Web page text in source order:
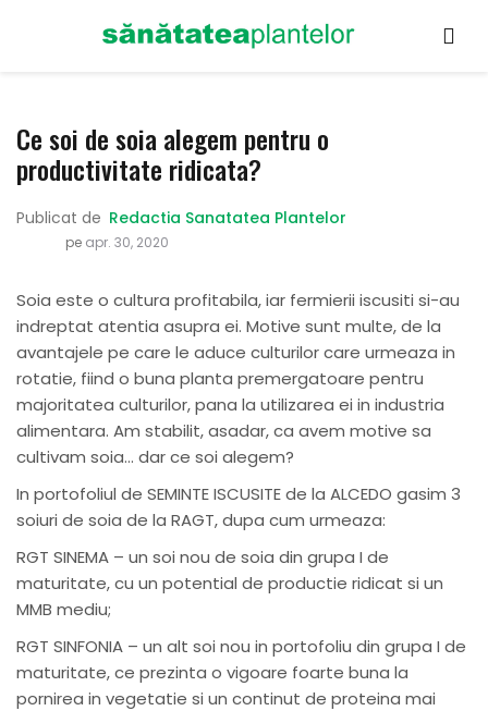
Ce soi de soia alegem pentru o
productivitate ridicata?
Publicat de Redactia Sanatatea Plantelor
pe apr. 30, 2020
Soia este o cultura profitabila, iar fermierii iscusiti si-au
indreptat atentia asupra ei. Motive sunt multe, de la
avantajele pe care le aduce culturilor care urmeaza in
rotatie, fiind o buna planta premergatoare pentru
majoritatea culturilor, pana la utilizarea ei in industria
alimentara. Am stabilit, asadar, ca avem motive sa
cultivam soia… dar ce soi alegem?
In portofoliul de SEMINTE ISCUSITE de la ALCEDO gasim 3
soiuri de soia de la RAGT, dupa cum urmeaza:
RGT SINEMA – un soi nou de soia din grupa I de
maturitate, cu un potential de productie ridicat si un
MMB mediu;
RGT SINFONIA – un alt soi nou in portofoliu din grupa I de
maturitate, ce prezinta o vigoare foarte buna la
pornirea in vegetatie si un continut de proteina mai